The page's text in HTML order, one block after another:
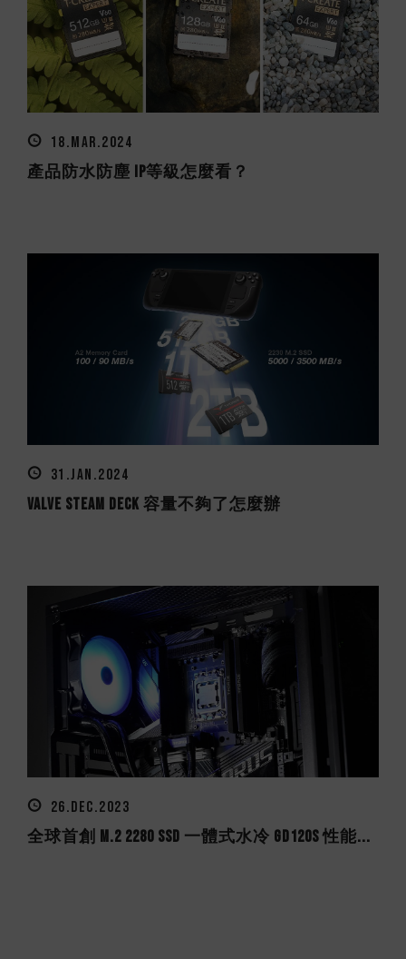
18.MAR.2024
產品防水防塵 IP等級怎麼看？
31.JAN.2024
Valve Steam Deck 容量不夠了怎麼辦
26.DEC.2023
全球首創 M.2 2280 SSD 一體式水冷 GD120S 性能...